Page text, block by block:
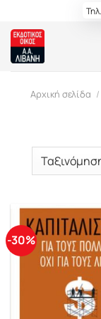
content
Αρχική σελίδα /
-30%